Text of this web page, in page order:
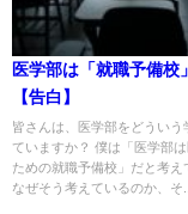
医学部は「就職予備校
【告白】
皆さんは、医学部をどういう
ていますか？ 僕は「医学部
ための就職予備校」だと考え
なぜそう考えているのか、そ...